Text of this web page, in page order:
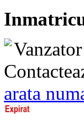
arata